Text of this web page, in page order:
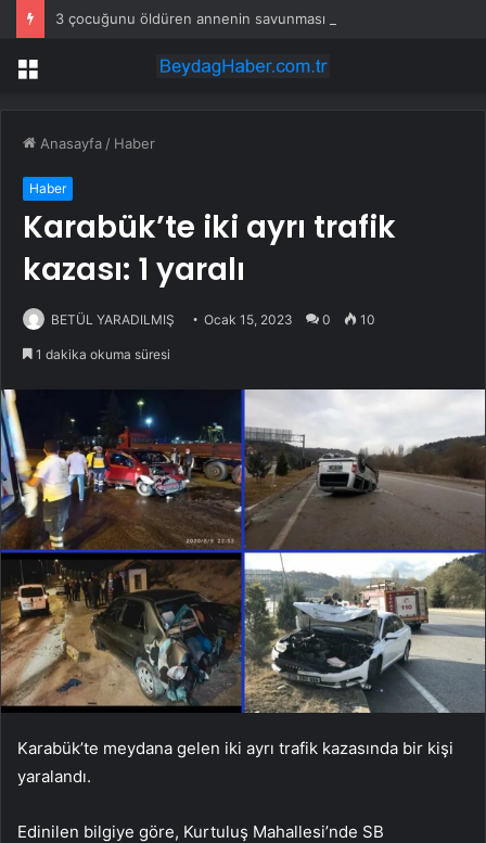
3 çocuğunu öldüren annenin savunması pes dedirtti
Menü
Anasayfa / Haber
Haber
Karabük’te iki ayrı trafik
kazası: 1 yaralı
BETÜL YARADILMIŞ Ocak 15, 2023 0 10
1 dakika okuma süresi
Karabük’te meydana gelen iki ayrı trafik kazasında bir kişi
yaralandı.
Edinilen bilgiye göre, Kurtuluş Mahallesi’nde SB